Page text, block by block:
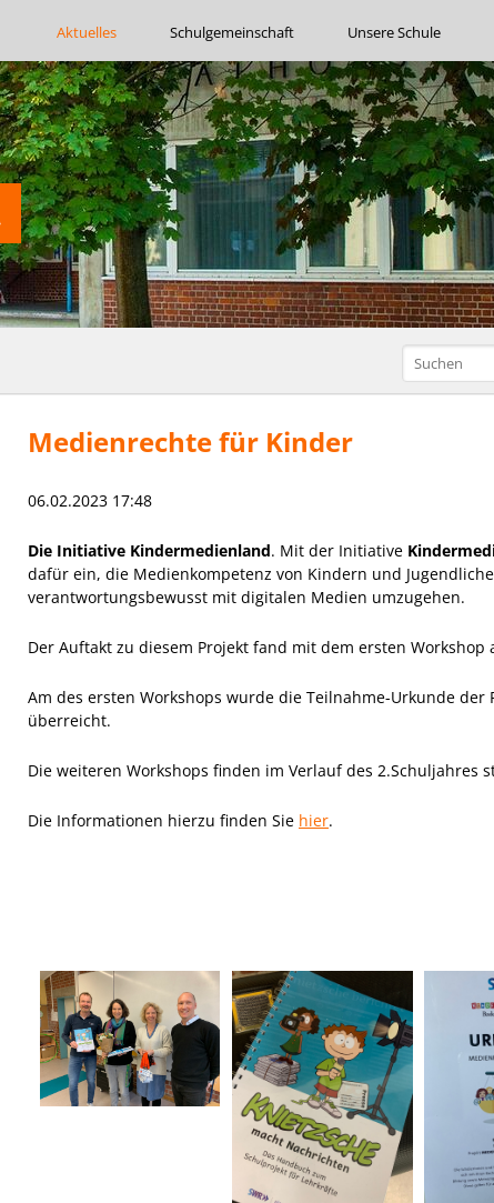
überspringen
Aktuelles Schulgemeinschaft Unsere Schule
Medienrechte für Kinder
06.02.2023 17:48
Die Initiative Kindermedienland. Mit der Initiative
dafür ein, die Medienkompetenz von Kindern und
verantwortungsbewusst mit digitalen Medien umzugehen.
Der Auftakt zu diesem Projekt fand mit dem ersten Workshop
Am des ersten Workshops wurde die Teilnahme-Urkunde der
überreicht.
Die weiteren Workshops finden im Verlauf des 2.Schuljahres
Die Informationen hierzu finden Sie hier.